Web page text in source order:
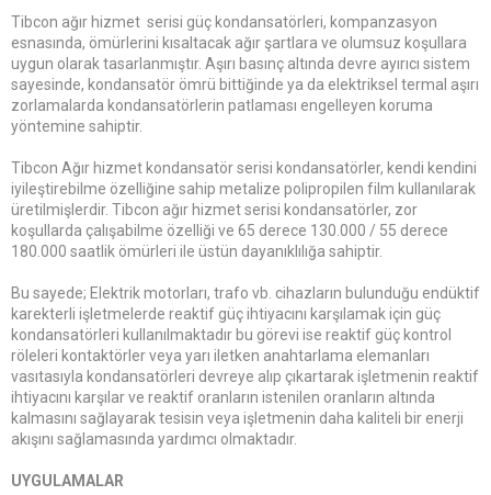
Tibcon ağır hizmet serisi güç kondansatörleri, kompanzasyon
esnasında, ömürlerini kısaltacak ağır şartlara ve olumsuz koşullara
uygun olarak tasarlanmıştır. Aşırı basınç altında devre ayırıcı sistem
sayesinde, kondansatör ömrü bittiğinde ya da elektriksel termal aşırı
zorlamalarda kondansatörlerin patlaması engelleyen koruma
yöntemine sahiptir.
Tibcon Ağır hizmet kondansatör serisi kondansatörler, kendi kendini
iyileştirebilme özelliğine sahip metalize polipropilen film kullanılarak
üretilmişlerdir. Tibcon ağır hizmet serisi kondansatörler, zor
koşullarda çalışabilme özelliği ve 65 derece 130.000 / 55 derece
180.000 saatlik ömürleri ile üstün dayanıklılığa sahiptir.
Bu sayede; Elektrik motorları, trafo vb. cihazların bulunduğu endüktif
karekterli işletmelerde reaktif güç ihtiyacını karşılamak için güç
kondansatörleri kullanılmaktadır bu görevi ise reaktif güç kontrol
röleleri kontaktörler veya yarı iletken anahtarlama elemanları
vasıtasıyla kondansatörleri devreye alıp çıkartarak işletmenin reaktif
ihtiyacını karşılar ve reaktif oranların istenilen oranların altında
kalmasını sağlayarak tesisin veya işletmenin daha kaliteli bir enerji
akışını sağlamasında yardımcı olmaktadır.
UYGULAMALAR